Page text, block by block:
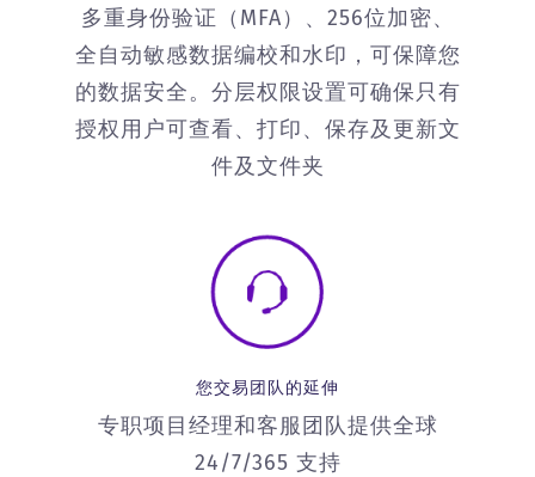
多重身份验证（MFA）、256位加密、
全自动敏感数据编校和水印，可保障您
的数据安全。分层权限设置可确保只有
授权用户可查看、打印、保存及更新文
件及文件夹
您交易团队的延伸
专职项目经理和客服团队提供全球
24/7/365 支持